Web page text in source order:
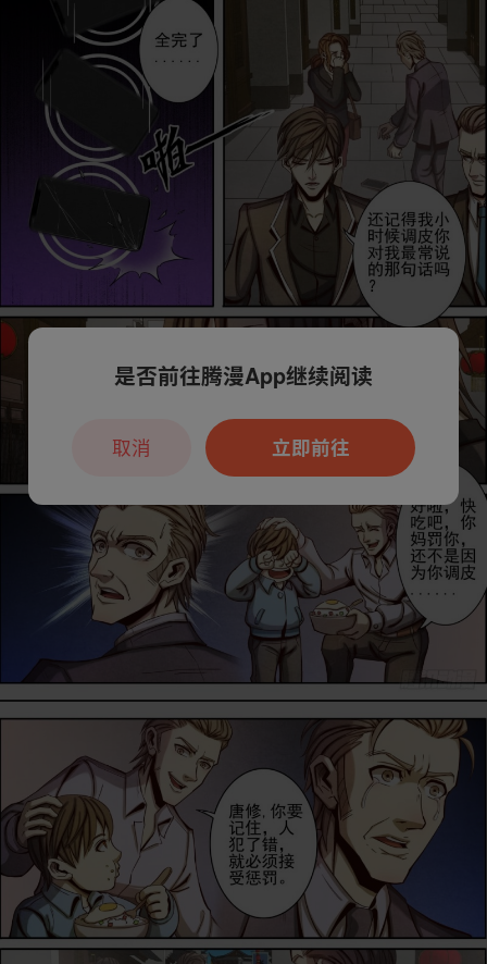
是否前往腾漫App继续阅读
立即前往
取消